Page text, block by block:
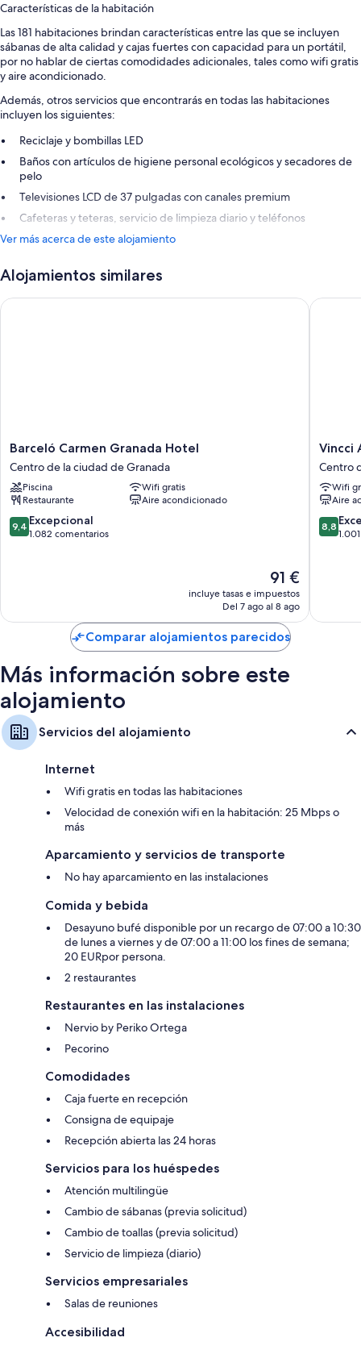
Características de la habitación
Las 181 habitaciones brindan características entre las que se incluyen
sábanas de alta calidad y cajas fuertes con capacidad para un portátil,
por no hablar de ciertas comodidades adicionales, tales como wifi gratis
y aire acondicionado.
Además, otros servicios que encontrarás en todas las habitaciones
incluyen los siguientes:
Reciclaje y bombillas LED
Baños con artículos de higiene personal ecológicos y secadores de
pelo
Televisiones LCD de 37 pulgadas con canales premium
Cafeteras y teteras, servicio de limpieza diario y teléfonos
Ver más acerca de este alojamiento
Alojamientos similares
Barceló
Carmen
Granada
Hotel
Centro
de
la
Barceló Carmen Granada Hotel
Centro de la ciudad de Granada
Piscina
Wifi gratis
Restaurante
Aire acondicionado
9.4
sobre
9,4 Excepcional
1.082 comentarios
El
precio
actual
de
91 €
91 €
incluye tasas e impuestos
Del 7 ago al 8 ago
Barceló Carmen Granada Hotel
Vincci
Albayzin
Hotel
Centro
de
la
ciudad
Vincci
Centro
Wifi
Aire
8.8
sobre
8,8
Vincci
Comparar alojamientos parecidos
Más información sobre este
alojamiento
Servicios del alojamiento
Internet
Wifi gratis en todas las habitaciones
Velocidad de conexión wifi en la habitación: 25 Mbps o
más
Aparcamiento y servicios de transporte
No hay aparcamiento en las instalaciones
Comida y bebida
Desayuno bufé disponible por un recargo de 07:00 a 10:30
de lunes a viernes y de 07:00 a 11:00 los fines de semana;
20 EURpor persona.
2 restaurantes
Restaurantes en las instalaciones
Nervio by Periko Ortega
Pecorino
Comodidades
Caja fuerte en recepción
Consigna de equipaje
Recepción abierta las 24 horas
Servicios para los huéspedes
Atención multilingüe
Cambio de sábanas (previa solicitud)
Cambio de toallas (previa solicitud)
Servicio de limpieza (diario)
Servicios empresariales
Salas de reuniones
Accesibilidad